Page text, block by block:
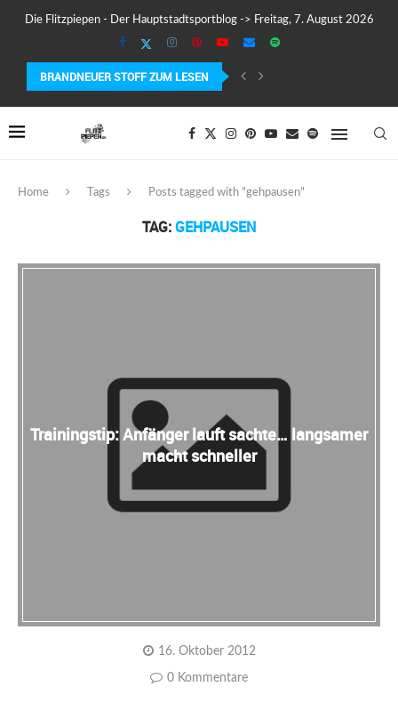
Die Flitzpiepen - Der Hauptstadtsportblog -> Freitag, 7. August 2026
BRANDNEUER STOFF ZUM LESEN
COROS PACE 4 IM TEST – LEICHT, SCHNELL...
Home Tags Posts tagged with "gehpausen"
TAG:GEHPAUSEN
Trainingstip: Anfänger lauft sachte… langsamer
macht schneller
16. Oktober 2012
0 Kommentare